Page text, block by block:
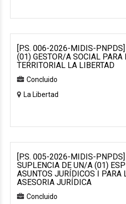
[P.S. 006-2026-MIDIS-
(01) GESTOR/A SOCIAL PARA
TERRITORIAL LA LIBERTAD
Concluido
La Libertad
[P.S. 005-2026-MIDIS-
SUPLENCIA DE UN/A (01)
ASUNTOS JURÍDICOS I PARA
ASESORIA JURÍDICA
Concluido